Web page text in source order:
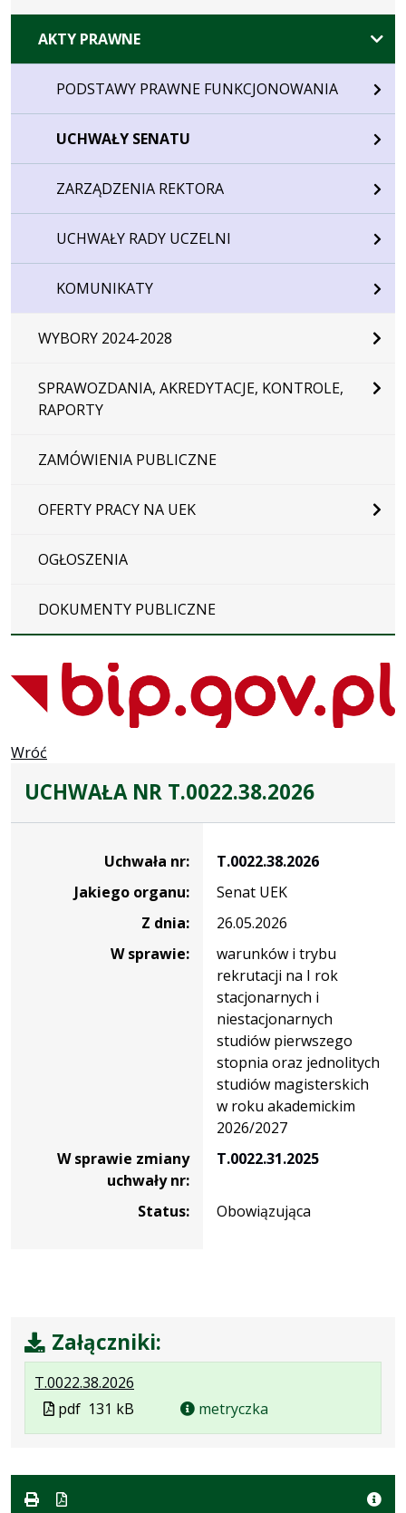
AKTY PRAWNE
PODSTAWY PRAWNE FUNKCJONOWANIA
UCHWAŁY SENATU
ZARZĄDZENIA REKTORA
UCHWAŁY RADY UCZELNI
KOMUNIKATY
WYBORY 2024-2028
SPRAWOZDANIA, AKREDYTACJE, KONTROLE,
RAPORTY
ZAMÓWIENIA PUBLICZNE
OFERTY PRACY NA UEK
OGŁOSZENIA
DOKUMENTY PUBLICZNE
Wróć
UCHWAŁA NR T.0022.38.2026
T.0022.38.2026
Uchwała nr:
T.0022.38.2026
Jakiego organu:
Senat UEK
Z dnia:
26.05.2026
W sprawie:
warunków i trybu
rekrutacji na I rok
stacjonarnych i
niestacjonarnych
studiów pierwszego
stopnia oraz jednolitych
studiów magisterskich
w roku akademickim
2026/2027
W sprawie zmiany
uchwały nr:
T.0022.31.2025
Status: Obowiązująca
Załączniki:
T.0022.38.2026
Rozmiar
Otwiera
Plik
w
pdf 131 kB metryczka